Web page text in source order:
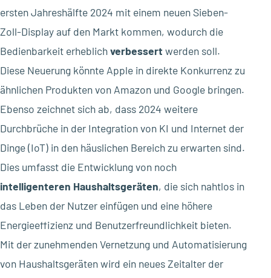
ersten Jahreshälfte 2024 mit einem neuen Sieben-
Zoll-Display auf den Markt kommen, wodurch die
Bedienbarkeit erheblichverbessert werden soll.
Diese Neuerung könnte Apple in direkte Konkurrenz zu
ähnlichen Produkten von Amazon und Google bringen.
Ebenso zeichnet sich ab, dass 2024 weitere
Durchbrüche in der Integration von KI und Internet der
Dinge (IoT) in den häuslichen Bereich zu erwarten sind.
Dies umfasst die Entwicklung von noch
intelligenteren Haushaltsgeräten, die sich nahtlos in
das Leben der Nutzer einfügen und eine höhere
Energieeffizienz und Benutzerfreundlichkeit bieten.
Mit der zunehmenden Vernetzung und Automatisierung
von Haushaltsgeräten wird ein neues Zeitalter der